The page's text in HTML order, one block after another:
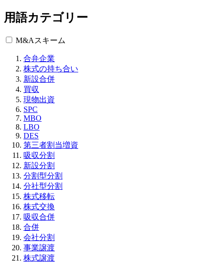
用語カテゴリー
M&Aスキーム
合弁企業
株式の持ち合い
新設合併
買収
現物出資
SPC
MBO
LBO
DES
第三者割当増資
吸収分割
新設分割
分割型分割
分社型分割
株式移転
株式交換
吸収合併
合併
会社分割
事業譲渡
株式譲渡